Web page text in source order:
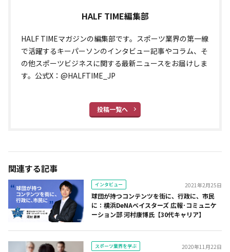
HALF TIME編集部
HALF TIMEマガジンの編集部です。スポーツ業界の第一線
で活躍するキーパーソンのインタビュー記事やコラム、そ
の他スポーツビジネスに関する最新ニュースをお届けしま
す。公式X：@HALFTIME_JP
投稿一覧へ
関連する記事
インタビュー 2021年2月25日
球団が持つコンテンツを街に、行政に、市民
に：横浜DeNAベイスターズ 広報･コミュニケ
ーション部 河村康博氏【30代キャリア】
スポーツ業界を学ぶ 2020年11月22日